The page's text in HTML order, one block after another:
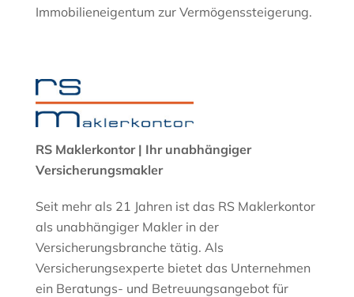
Immobilieneigentum zur Vermögenssteigerung.
RS Maklerkontor | Ihr unabhängiger
Versicherungsmakler
Seit mehr als 21 Jahren ist das RS Maklerkontor
als unabhängiger Makler in der
Versicherungsbranche tätig. Als
Versicherungsexperte bietet das Unternehmen
ein Beratungs- und Betreuungsangebot für